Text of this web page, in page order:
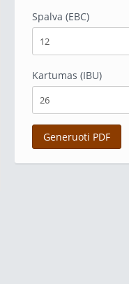
Spalva (EBC)
Kartumas (IBU)
Generuoti PDF